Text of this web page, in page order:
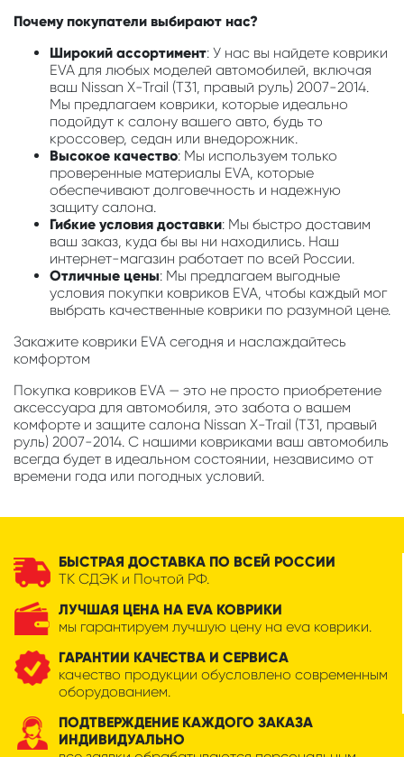
Почему покупатели выбирают нас?
Широкий ассортимент: У нас вы найдете коврики
EVA для любых моделей автомобилей, включая
ваш Nissan X-Trail (T31, правый руль) 2007-2014.
Мы предлагаем коврики, которые идеально
подойдут к салону вашего авто, будь то
кроссовер, седан или внедорожник.
Высокое качество: Мы используем только
проверенные материалы EVA, которые
обеспечивают долговечность и надежную
защиту салона.
Гибкие условия доставки: Мы быстро доставим
ваш заказ, куда бы вы ни находились. Наш
интернет-магазин работает по всей России.
Отличные цены: Мы предлагаем выгодные
условия покупки ковриков EVA, чтобы каждый мог
выбрать качественные коврики по разумной цене.
Закажите коврики EVA сегодня и наслаждайтесь
комфортом
Покупка ковриков EVA — это не просто приобретение
аксессуара для автомобиля, это забота о вашем
комфорте и защите салона Nissan X-Trail (T31, правый
руль) 2007-2014. С нашими ковриками ваш автомобиль
всегда будет в идеальном состоянии, независимо от
времени года или погодных условий.
БЫСТРАЯ ДОСТАВКА ПО ВСЕЙ РОССИИ
ТК СДЭК и Почтой РФ.
ЛУЧШАЯ ЦЕНА НА EVA КОВРИКИ
мы гарантируем лучшую цену на eva коврики.
ГАРАНТИИ КАЧЕСТВА И СЕРВИСА
качество продукции обусловлено современным
оборудованием.
ПОДТВЕРЖДЕНИЕ КАЖДОГО ЗАКАЗА
ИНДИВИДУАЛЬНО